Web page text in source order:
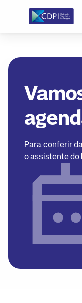
Para conferir
o assistente do